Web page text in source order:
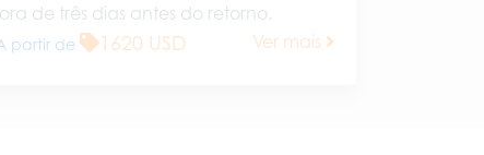
de três dias antes do retorno.
partir de 1620 USD Ver mais